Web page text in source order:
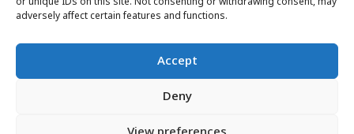
adversely affect certain features and functions.
Accept
Deny
Please Note:The content on GermanBangla.com is intended solely
professional advice. Always verify official rules (Visas, Laws, Taxes)
with government authorities before taking action.